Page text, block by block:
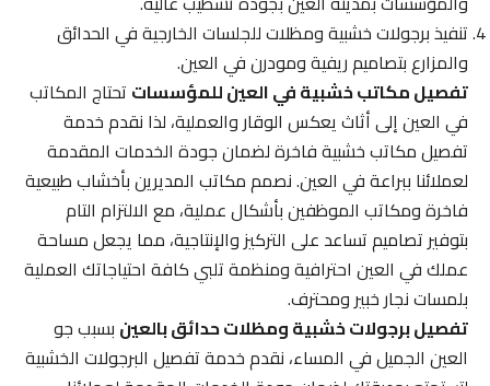
تنفيذ برجولات خشبية ومظلات للجلسات الخارجية في الحدائق
والمزارع بتصاميم ريفية ومودرن في العين.
تفصيل مكاتب خشبية في العين للمؤسساتتحتاج المكاتب
في العين إلى أثاث يعكس الوقار والعملية، لذا نقدم خدمة
تفصيل مكاتب خشبية فاخرة لضمان جودة الخدمات المقدمة
لعملائنا ببراعة في العين. نصمم مكاتب المديرين بأخشاب طبيعية
فاخرة ومكاتب الموظفين بأشكال عملية، مع الالتزام التام
بتوفير تصاميم تساعد على التركيز والإنتاجية، مما يجعل مساحة
عملك في العين احترافية ومنظمة تلبي كافة احتياجاتك العملية
بلمسات نجار خبير ومحترف.
تفصيل برجولات خشبية ومظلات حدائق بالعينبسبب جو
العين الجميل في المساء، نقدم خدمة تفصيل البرجولات الخشبية